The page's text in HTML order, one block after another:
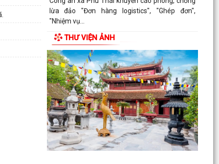
Ban Thường trực Ủy ban MTTQ Việt Nam thành
phố tổ chức Hội nghị triển khai quyết định của
Quy trình kết nạp Đảng viên theo Hướng dẫn số
01-HD/TW ngày 19/05/2026 cả Ban Bí thư.
Bình dân học vụ số là chìa khóa để không ai bị
bỏ lại phía sau trong kỷ nguyên số.
Trung tâm Chính trị xã Phú Thái tổ chức Lễ bế
giảng lớp Bồi dưỡng nhận thức về Đảng khóa IV
năm...
THƯ VIỆN ẢNH